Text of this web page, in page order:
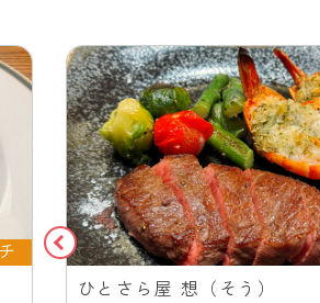
ひとさら屋 想（そう）